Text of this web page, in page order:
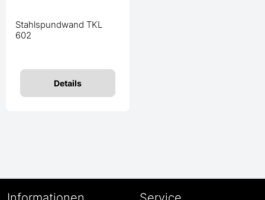
Stahlspundwand TKL
602
Details